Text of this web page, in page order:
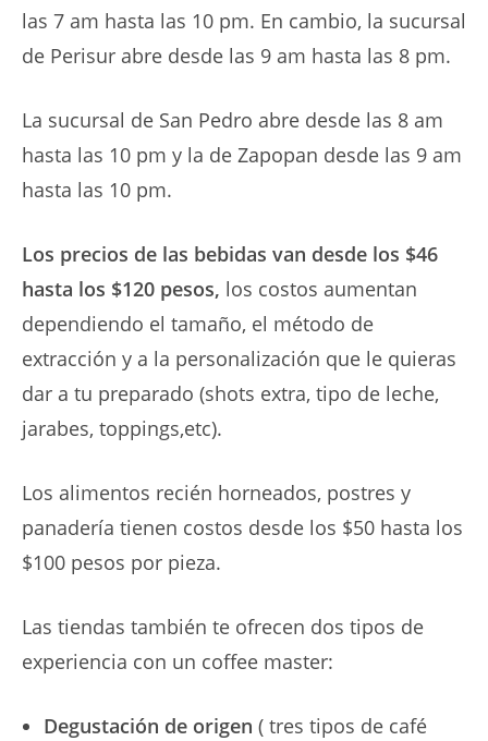
las 7 am hasta las 10 pm. En cambio, la sucursal
de Perisur abre desde las 9 am hasta las 8 pm.
La sucursal de San Pedro abre desde las 8 am
hasta las 10 pm y la de Zapopan desde las 9 am
hasta las 10 pm.
Los precios de las bebidas van desde los $46
hasta los $120 pesos, los costos aumentan
dependiendo el tamaño, el método de
extracción y a la personalización que le quieras
dar a tu preparado (shots extra, tipo de leche,
jarabes, toppings,etc).
Los alimentos recién horneados, postres y
panadería tienen costos desde los $50 hasta los
$100 pesos por pieza.
Las tiendas también te ofrecen dos tipos de
experiencia con un coffee master:
Degustación de origen ( tres tipos de café